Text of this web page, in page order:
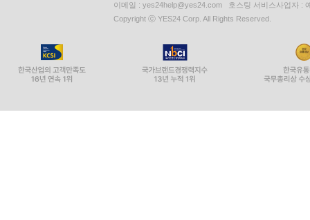
이메일 : yes24help@yes24.com 호스팅 서비스사업자 :
Copyright ⓒ YES24 Corp. All Rights Reserved.